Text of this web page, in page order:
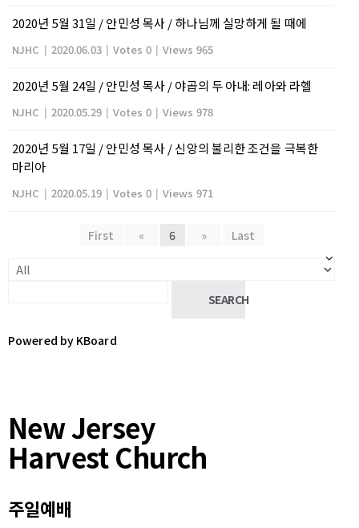
2020년 5월 31일 / 안민성 목사 / 하나님께 실망하게 될 때에
NJHC | 2020.06.03 | Votes 0 | Views 965
2020년 5월 24일 / 안민성 목사 / 야곱의 두 아내: 레아와 라헬
NJHC | 2020.05.29 | Votes 0 | Views 978
2020년 5월 17일 / 안민성 목사 / 신앙의 불리한 조건을 극복한
마리아
NJHC | 2020.05.19 | Votes 0 | Views 971
First « 6 » Last
SEARCH
Powered by KBoard
New Jersey
Harvest Church
주일예배